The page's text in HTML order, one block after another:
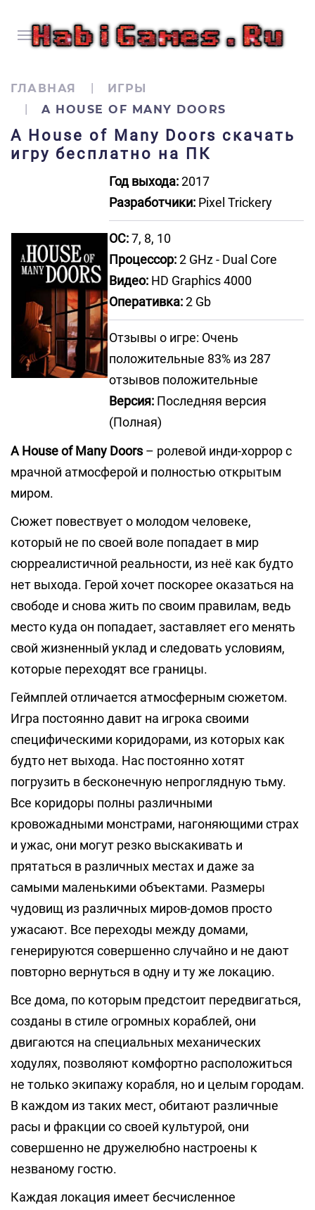
ГЛАВНАЯ
ИГРЫ
A HOUSE OF MANY DOORS
A House of Many Doors скачать
игру бесплатно на ПК
Год выхода:2017
Разработчики: Pixel Trickery
ОС:7, 8, 10
Процессор:2 GHz - Dual Core
Видео: HD Graphics 4000
Оперативка:2 Gb
Отзывы о игре: Очень
положительные 83% из 287
отзывов положительные
Версия: Последняя версия
(Полная)
A House of Many Doors– ролевой инди-хоррор с
мрачной атмосферой и полностью открытым
миром.
Сюжет повествует о молодом человеке,
который не по своей воле попадает в мир
сюрреалистичной реальности, из неё как будто
нет выхода. Герой хочет поскорее оказаться на
свободе и снова жить по своим правилам, ведь
место куда он попадает, заставляет его менять
свой жизненный уклад и следовать условиям,
которые переходят все границы.
Геймплей отличается атмосферным сюжетом.
Игра постоянно давит на игрока своими
специфическими коридорами, из которых как
будто нет выхода. Нас постоянно хотят
погрузить в бесконечную непроглядную тьму.
Все коридоры полны различными
кровожадными монстрами, нагоняющими страх
и ужас, они могут резко выскакивать и
прятаться в различных местах и даже за
самыми маленькими объектами. Размеры
чудовищ из различных миров-домов просто
ужасают. Все переходы между домами,
генерируются совершенно случайно и не дают
повторно вернуться в одну и ту же локацию.
Все дома, по которым предстоит передвигаться,
созданы в стиле огромных кораблей, они
двигаются на специальных механических
ходулях, позволяют комфортно расположиться
не только экипажу корабля, но и целым городам.
В каждом из таких мест, обитают различные
расы и фракции со своей культурой, они
совершенно не дружелюбно настроены к
незваному гостю.
Каждая локация имеет бесчисленное